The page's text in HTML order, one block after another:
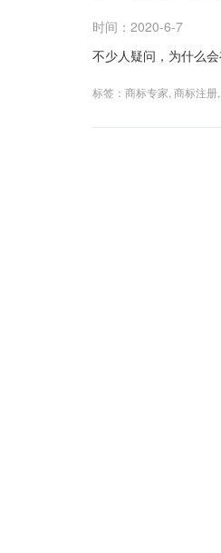
时间：2020-6-7
不少人疑问，为什么
标签： 商标专家 商标注册